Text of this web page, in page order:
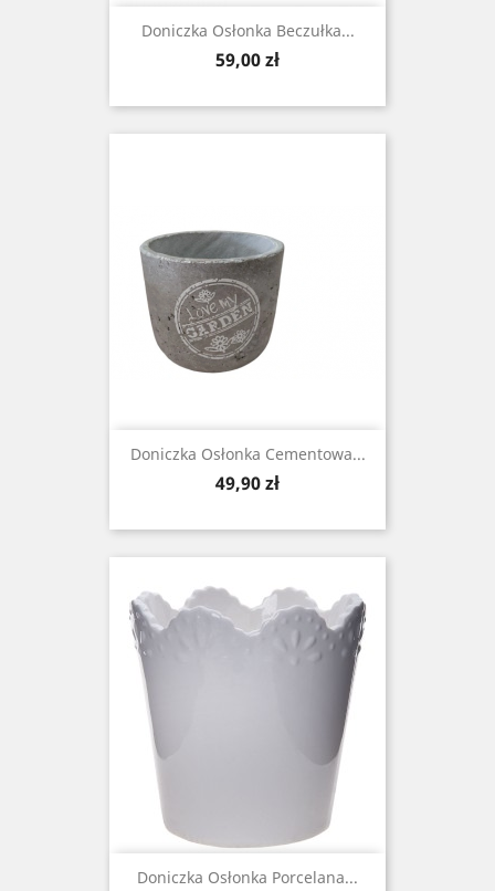
Doniczka Osłonka Beczułka...
Cena
59,00 zł
Doniczka Osłonka Cementowa...
Cena
49,90 zł
Doniczka Osłonka Porcelana...